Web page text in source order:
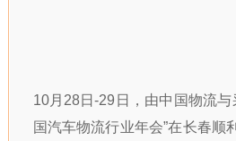
10月28日-29日，由中国物流
国汽车物流行业年会”在长春